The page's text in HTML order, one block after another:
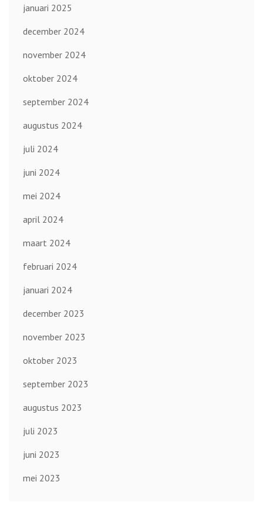
januari 2025
december 2024
november 2024
oktober 2024
september 2024
augustus 2024
juli 2024
juni 2024
mei 2024
april 2024
maart 2024
februari 2024
januari 2024
december 2023
november 2023
oktober 2023
september 2023
augustus 2023
juli 2023
juni 2023
mei 2023